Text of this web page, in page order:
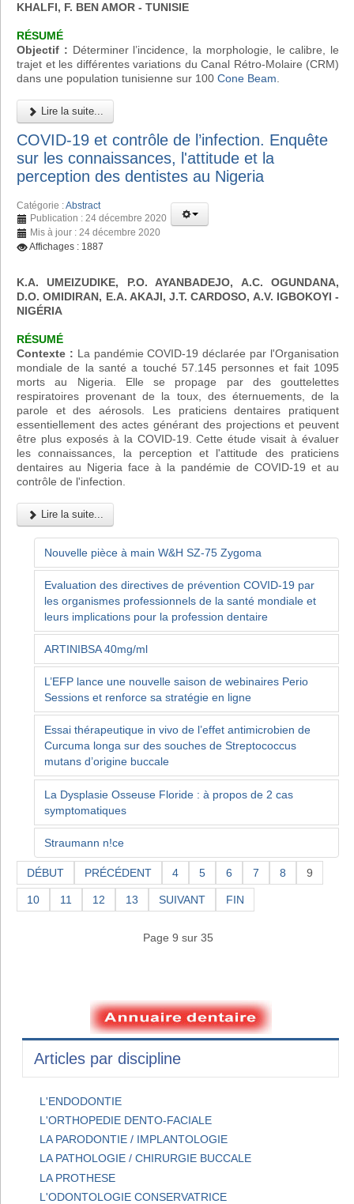
KHALFI, F. BEN AMOR - TUNISIE
RÉSUMÉ
Objectif : Déterminer l’incidence, la morphologie, le calibre, le
trajet et les différentes variations du Canal Rétro-Molaire (CRM)
dans une population tunisienne sur 100 Cone Beam
Lire la suite...
COVID-19 et contrôle de l’infection. Enquête
sur les connaissances, l'attitude et la
perception des dentistes au Nigeria
Catégorie :Abstract
Publication : 24 décembre 2020
Mis à jour : 24 décembre 2020
Affichages : 1887
K.A. UMEIZUDIKE, P.O. AYANBADEJO, A.C. OGUNDANA,
D.O. OMIDIRAN, E.A. AKAJI, J.T. CARDOSO, A.V. IGBOKOYI -
NIGÉRIA
RÉSUMÉ
Contexte : La pandémie COVID-19 déclarée par l'Organisation
mondiale de la santé a touché 57.145 personnes et fait 1095
morts au Nigeria. Elle se propage par des gouttelettes
respiratoires provenant de la toux, des éternuements, de la
parole et des aérosols. Les praticiens dentaires pratiquent
essentiellement des actes générant des projections et peuvent
être plus exposés à la COVID-19. Cette étude visait à évaluer
les connaissances, la perception et l'attitude des praticiens
dentaires au Nigeria face à la pandémie de COVID-19 et au
contrôle de l'infection.
Lire la suite...
Nouvelle pièce à main W&H SZ-75 Zygoma
Evaluation des directives de prévention COVID-19 par
les organismes professionnels de la santé mondiale et
leurs implications pour la profession dentaire
ARTINIBSA 40mg/ml
L’EFP lance une nouvelle saison de webinaires Perio
Sessions et renforce sa stratégie en ligne
Essai thérapeutique in vivo de l’effet antimicrobien de
Curcuma longa sur des souches de Streptococcus
mutans d’origine buccale
La Dysplasie Osseuse Floride : à propos de 2 cas
symptomatiques
Straumann n!ce
DÉBUT PRÉCÉDENT 4 5 6 7 8 9
10 11 12 13 SUIVANT FIN
Page 9 sur 35
Articles par discipline
L'ENDODONTIE
L'ORTHOPEDIE DENTO-FACIALE
LA PARODONTIE / IMPLANTOLOGIE
LA PATHOLOGIE / CHIRURGIE BUCCALE
LA PROTHESE
L'ODONTOLOGIE CONSERVATRICE